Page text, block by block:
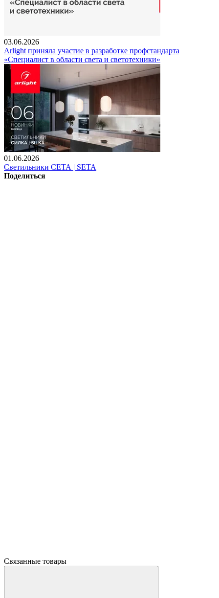
03.06.2026
Arlight приняла участие в разработке профстандарта
«Специалист в области света и светотехники»
01.06.2026
Светильники СЕТА | SETA
Поделиться
Связанные товары